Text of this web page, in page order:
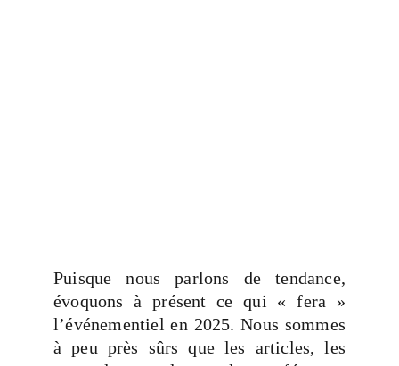
Puisque nous parlons de tendance,
évoquons à présent ce qui « fera »
l’événementiel en 2025. Nous sommes
à peu près sûrs que les articles, les